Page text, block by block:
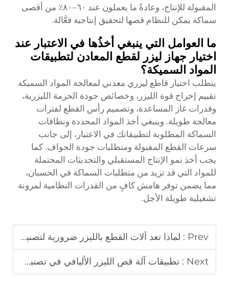
المقبولة للإنتاج، وعادةً ما يعملون عند ٦٠–٨٠٪ من أقصى
سماكة يمكن للنظام قصها لتحقيق إنتاجية فعَّالة.
ما العوامل التي ينبغي أخذُها في الاعتبار عند
اختيار جهاز ليزر لقطع المعادن لتطبيقات
المواد السميكة؟
يتطلب اختيار قاطع ليزري معدني لمعالجة المواد السميكة
تقييم إخراج قوة الليزر، وخصائص جودة الحزمة الليزرية،
وقدرات غاز المساعدة، وتصميم رأس القطع لفترات
معالجة طويلة. وينبغي أخذ المواد المحددة ونطاقات
السماكة المطلوبة لتطبيقاتك في الاعتبار، إلى جانب
سرعات القطع المقبولة ومتطلبات جودة الحواف. كما
يجب أخذ نمو الإنتاج المستقبلي والتحديثات المحتملة
للمواد التي قد تزيد من متطلبات السماكة في الحسبان،
مما يضمن توفر هامش كافٍ من القدرات النظامية لمرونة
تشغيلية طويلة الأجل.
Prev : لماذا تعد آلات القطع بالليزر ضرورية لتصنيع المعادن؟
Next : تطبيقات آلة قص الليزر الأليافي في تصنيع المعادن